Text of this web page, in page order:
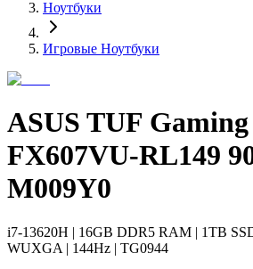
Ноутбуки
Игровые Ноутбуки
ASUS TUF
FX607VU-RL149
M009Y0
i7-13620H | 16GB DDR5 RAM | 1TB
WUXGA | 144Hz | TG0944